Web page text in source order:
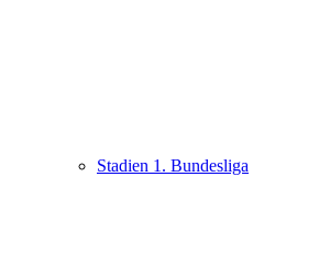
Stadien 1. Bundesliga